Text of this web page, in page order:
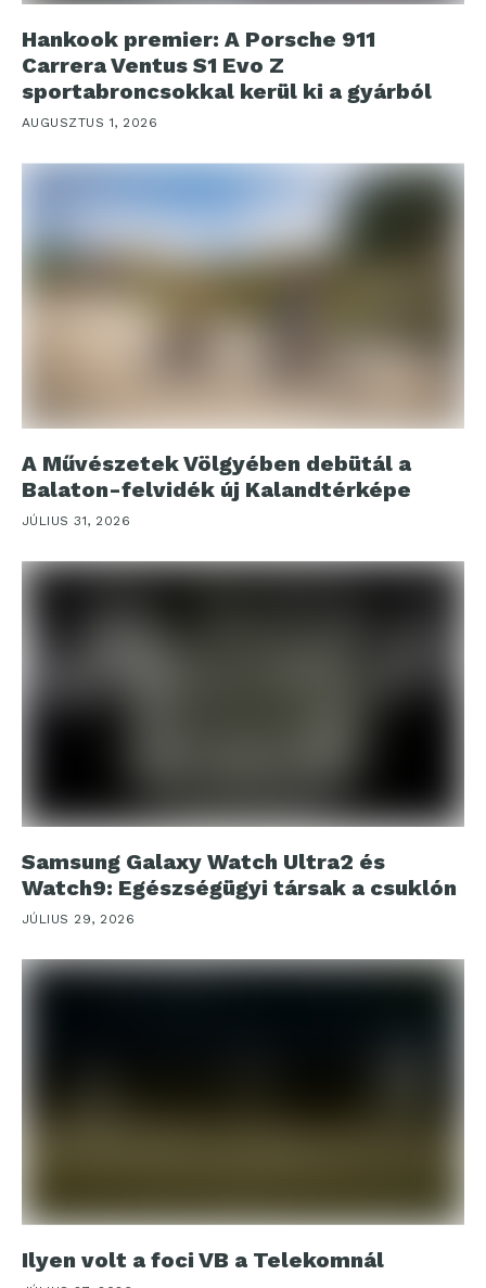
Hankook premier: A Porsche 911
Carrera Ventus S1 Evo Z
sportabroncsokkal kerül ki a gyárból
AUGUSZTUS 1, 2026
A Művészetek Völgyében debütál a
Balaton-felvidék új Kalandtérképe
JÚLIUS 31, 2026
Samsung Galaxy Watch Ultra2 és
Watch9: Egészségügyi társak a csuklón
JÚLIUS 29, 2026
Ilyen volt a foci VB a Telekomnál